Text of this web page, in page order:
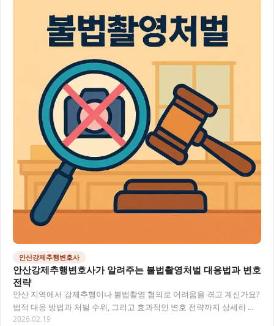
안산강제추행변호사
안산강제추행변호사가 알려주는 불법촬영처벌 대응법과 변호
전략
안산 지역에서 강제추행이나 불법촬영 혐의로 어려움을 겪고 계신가요?
법적 대응 방법과 처벌 수위, 그리고 효과적인 변호 전략까지 상세히 알
아보겠습니다. 강제추행 사건과 불법촬영 관…
2026.02.19